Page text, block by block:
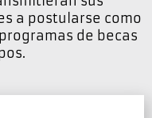
a postularse como
de becas